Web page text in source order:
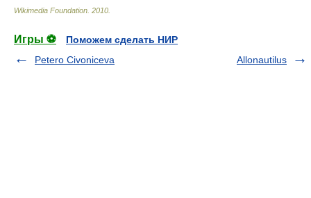
Wikimedia Foundation 2010
Игры ⚽
Поможем сделать НИР
Petero Civoniceva
Allonautilus